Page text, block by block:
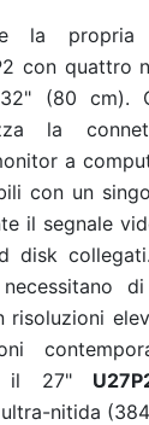
la
con quattro
(80 cm).
la
a
con un
il segnale
disk
risoluzioni
27"
nitida